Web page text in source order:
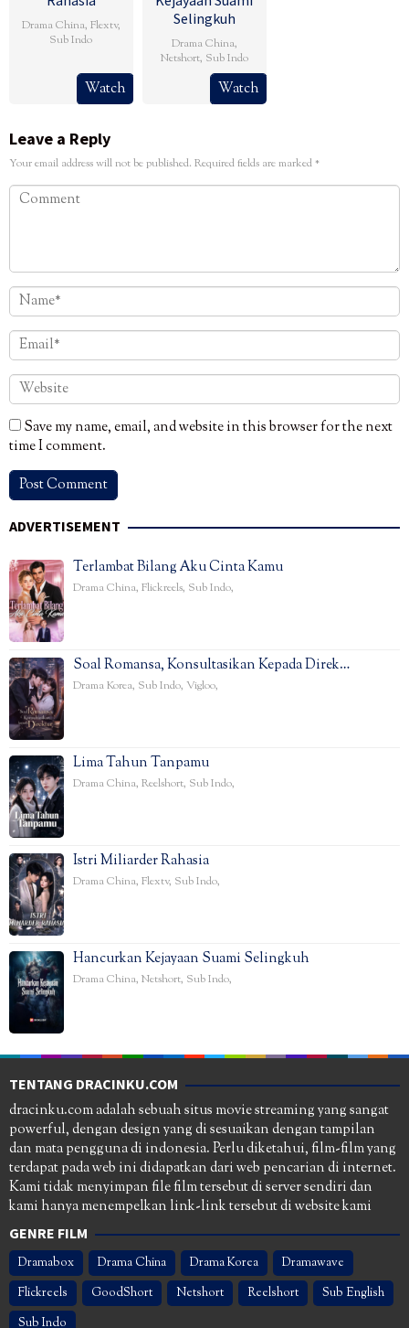
Drama China, Flextv,
Sub Indo
Watch
Selingkuh
Drama China,
Netshort, Sub Indo
Watch
Leave a Reply
Your email address will not be published. Required fields are marked*
Save my name, email, and website in this browser for the next
time I comment.
ADVERTISEMENT
Terlambat Bilang Aku Cinta Kamu
Drama China, Flickreels, Sub Indo,
Soal Romansa, Konsultasikan Kepada Direk…
Drama Korea, Sub Indo, Vigloo,
Lima Tahun Tanpamu
Drama China, Reelshort, Sub Indo,
Istri Miliarder Rahasia
Drama China, Flextv, Sub Indo,
Hancurkan Kejayaan Suami Selingkuh
Drama China, Netshort, Sub Indo,
TENTANG DRACINKU.COM
dracinku.com adalah sebuah situs movie streaming yang sangat
powerful, dengan design yang di sesuaikan dengan tampilan
dan mata pengguna di indonesia. Perlu diketahui, film-film yang
terdapat pada web ini didapatkan dari web pencarian di internet.
Kami tidak menyimpan file film tersebut di server sendiri dan
kami hanya menempelkan link-link tersebut di website kami
GENRE FILM
Dramabox Drama China Drama Korea
Dramawave
Flickreels
GoodShort Netshort Reelshort
Sub English
Sub Indo